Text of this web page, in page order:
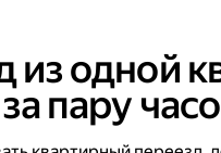
из одной
пару